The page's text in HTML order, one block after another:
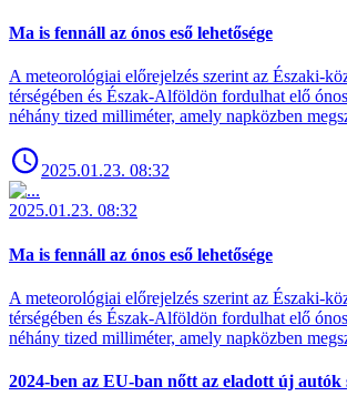
Ma is fennáll az ónos eső lehetősége
A meteorológiai előrejelzés szerint az Északi-
térségében és Észak-Alföldön fordulhat elő
néhány tized milliméter, amely napközben
2025.01.23. 08:32
2025.01.23. 08:32
Ma is fennáll az ónos eső lehetősége
A meteorológiai előrejelzés szerint az Északi-
térségében és Észak-Alföldön fordulhat elő
néhány tized milliméter, amely napközben
2024-ben az EU-ban nőtt az eladott új autók